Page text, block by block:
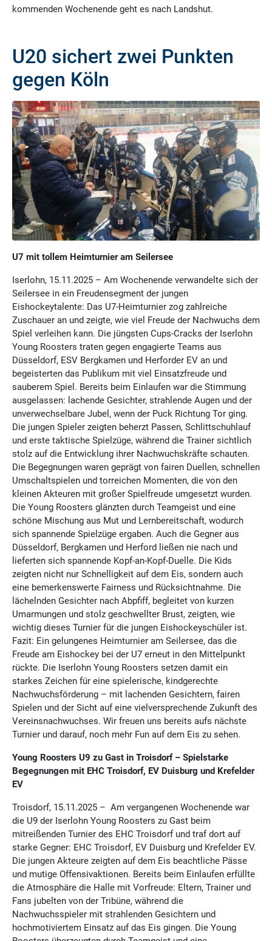
kommenden Wochenende geht es nach Landshut.
U20 sichert zwei Punkten
gegen Köln
U7 mit tollem Heimturnier am Seilersee
Iserlohn, 15.11.2025 – Am Wochenende verwandelte sich der
Seilersee in ein Freudensegment der jungen
Eishockeytalente: Das U7-Heimturnier zog zahlreiche
Zuschauer an und zeigte, wie viel Freude der Nachwuchs dem
Spiel verleihen kann. Die jüngsten Cups-Cracks der Iserlohn
Young Roosters traten gegen engagierte Teams aus
Düsseldorf, ESV Bergkamen und Herforder EV an und
begeisterten das Publikum mit viel Einsatzfreude und
sauberem Spiel. Bereits beim Einlaufen war die Stimmung
ausgelassen: lachende Gesichter, strahlende Augen und der
unverwechselbare Jubel, wenn der Puck Richtung Tor ging.
Die jungen Spieler zeigten beherzt Passen, Schlittschuhlauf
und erste taktische Spielzüge, während die Trainer sichtlich
stolz auf die Entwicklung ihrer Nachwuchskräfte schauten.
Die Begegnungen waren geprägt von fairen Duellen, schnellen
Umschaltspielen und torreichen Momenten, die von den
kleinen Akteuren mit großer Spielfreude umgesetzt wurden.
Die Young Roosters glänzten durch Teamgeist und eine
schöne Mischung aus Mut und Lernbereitschaft, wodurch
sich spannende Spielzüge ergaben. Auch die Gegner aus
Düsseldorf, Bergkamen und Herford ließen nie nach und
lieferten sich spannende Kopf-an-Kopf-Duelle. Die Kids
zeigten nicht nur Schnelligkeit auf dem Eis, sondern auch
eine bemerkenswerte Fairness und Rücksichtnahme. Die
lächelnden Gesichter nach Abpfiff, begleitet von kurzen
Umarmungen und stolz geschwellter Brust, zeigten, wie
wichtig dieses Turnier für die jungen Eishockeyschüler ist.
Fazit: Ein gelungenes Heimturnier am Seilersee, das die
Freude am Eishockey bei der U7 erneut in den Mittelpunkt
rückte. Die Iserlohn Young Roosters setzen damit ein
starkes Zeichen für eine spielerische, kindgerechte
Nachwuchsförderung – mit lachenden Gesichtern, fairen
Spielen und der Sicht auf eine vielversprechende Zukunft des
Vereinsnachwuchses. Wir freuen uns bereits aufs nächste
Turnier und darauf, noch mehr Fun auf dem Eis zu sehen.
Young Roosters U9 zu Gast in Troisdorf – Spielstarke
Begegnungen mit EHC Troisdorf, EV Duisburg und Krefelder
EV
Troisdorf, 15.11.2025 – Am vergangenen Wochenende war
die U9 der Iserlohn Young Roosters zu Gast beim
mitreißenden Turnier des EHC Troisdorf und traf dort auf
starke Gegner: EHC Troisdorf, EV Duisburg und Krefelder EV.
Die jungen Akteure zeigten auf dem Eis beachtliche Pässe
und mutige Offensivaktionen. Bereits beim Einlaufen erfüllte
die Atmosphäre die Halle mit Vorfreude: Eltern, Trainer und
Fans jubelten von der Tribüne, während die
Nachwuchsspieler mit strahlenden Gesichtern und
hochmotiviertem Einsatz auf das Eis gingen. Die Young